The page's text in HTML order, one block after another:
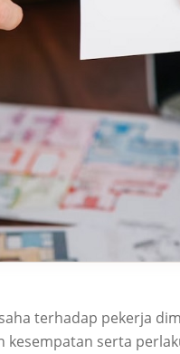
terhadap pekerja
kesempatan serta